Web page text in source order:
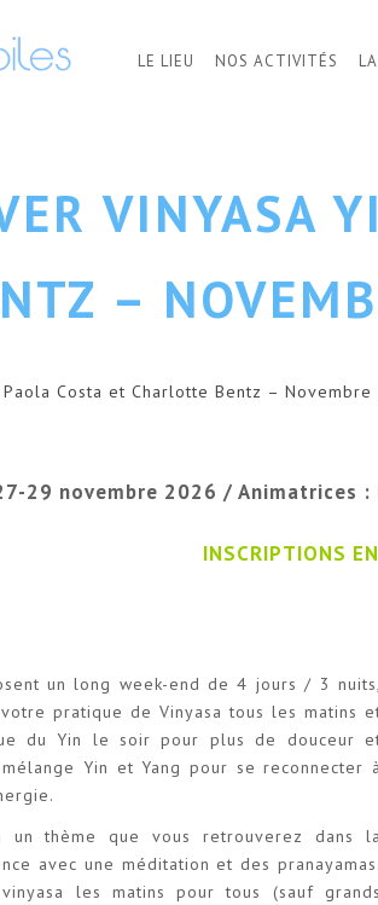
LE LIEU NOS ACTIVITÉS
VINYASA
–
Costa et Charlotte Bentz – Novembre
29 novembre 2026 / Animatrices
INSCRIPTIONS
un long week-end de 4 jours / 3 nuits,
pratique de Vinyasa tous les matins
du Yin le soir pour plus de douceur
Yin et Yang pour se reconnecter à
un thème que vous retrouverez dans la
avec une méditation et des pranayamas.
les matins pour tous (sauf grands